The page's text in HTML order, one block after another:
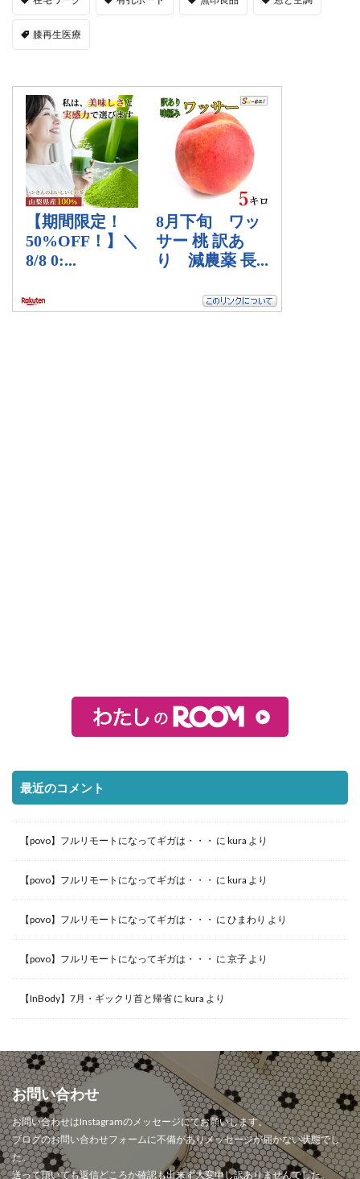
膝再生医療
最近のコメント
【povo】フルリモートになってギガは・・・ に kura より
【povo】フルリモートになってギガは・・・ に kura より
【povo】フルリモートになってギガは・・・ に ひまわり より
【povo】フルリモートになってギガは・・・ に 京子 より
【InBody】7月・ギックリ首と帰省 に kura より
お問い合わせ
お問い合わせはInstagramのメッセージにてお願いします。
ブログのお問い合わせフォームに不備がありメッセージが届かない状態でし
た。
送って頂いても返信どころか確認も出来ず大変申し訳ありませんでした。